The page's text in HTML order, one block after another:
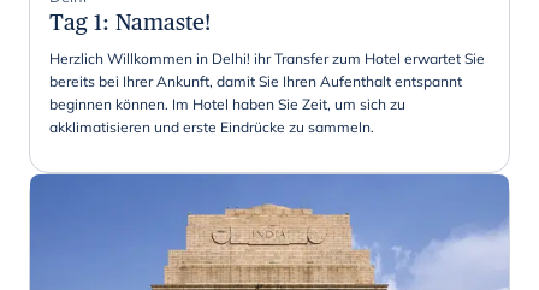
Tag 1: Namaste!
Herzlich Willkommen in Delhi! ihr Transfer zum Hotel erwartet Sie
bereits bei Ihrer Ankunft, damit Sie Ihren Aufenthalt entspannt
beginnen können. Im Hotel haben Sie Zeit, um sich zu
akklimatisieren und erste Eindrücke zu sammeln.